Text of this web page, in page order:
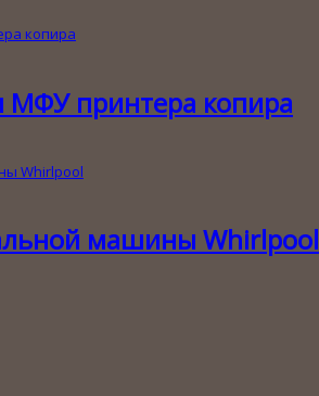
МФУ принтера копира
машины Whirlpool